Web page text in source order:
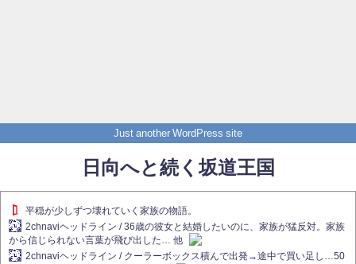
Just another WordPress site
日向へと続く坂道王国
平穏が少しずつ壊れていく家族の物語。
2chnaviヘッドライン / 36歳の彼女と結婚したいのに、家族が猛反対。家族
から信じられない言葉が飛び出した… 他
2chnaviヘッドライン / クーラーボックス積んで出発→途中で買い足し…50